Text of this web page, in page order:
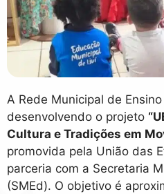
A Rede Municipal de
desenvolvendo o projeto
Cultura e Tradições em
promovida pela União das
parceria com a Secretaria
(SMEd). O objetivo é